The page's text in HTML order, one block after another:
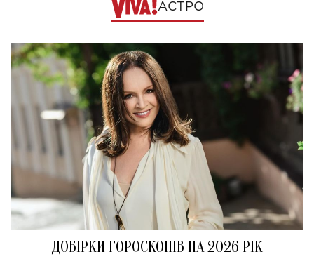
АСТРО
ДОБІРКИ ГОРОСКОПІВ НА 2026 РІК